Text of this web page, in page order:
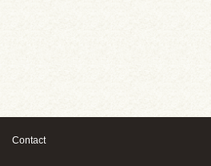
Contact